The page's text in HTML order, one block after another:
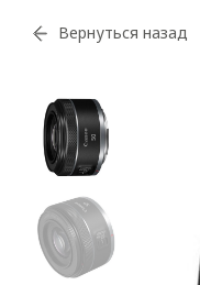
Вернуться назад